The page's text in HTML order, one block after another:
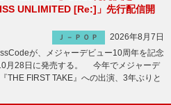
UNLIMITED [Re:]」先行配信開
Ｊ－ＰＯＰ
2026年8月7日
が、メジャーデビュー10周年を記念
月28日に発売する。 今年でメジャーデ
THE FIRST TAKE』への出演、3年ぶりと